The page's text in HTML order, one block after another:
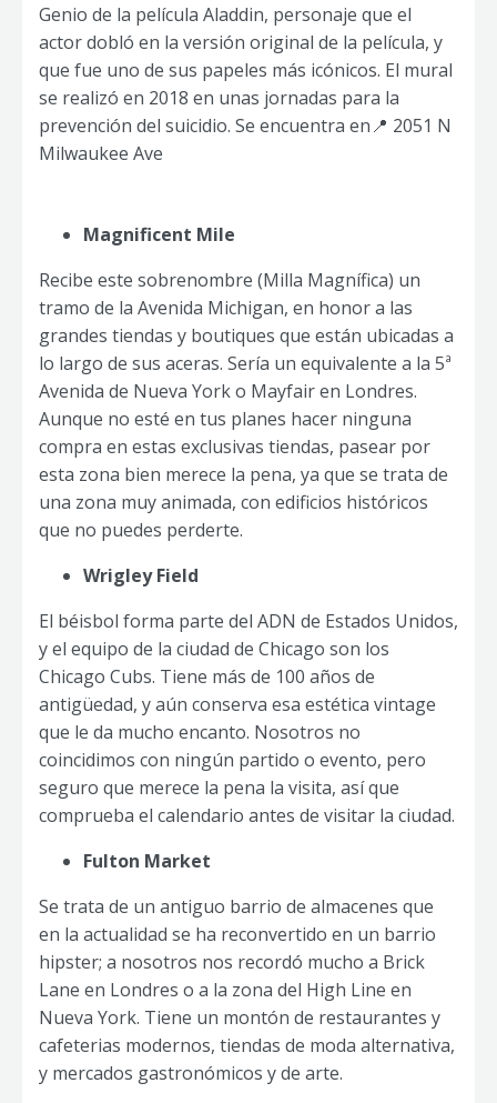
Genio de la película Aladdin, personaje que el
actor dobló en la versión original de la película, y
que fue uno de sus papeles más icónicos. El mural
se realizó en 2018 en unas jornadas para la
prevención del suicidio. Se encuentra en📍 2051 N
Milwaukee Ave
Magnificent Mile
Recibe este sobrenombre (Milla Magnífica) un
tramo de la Avenida Michigan, en honor a las
grandes tiendas y boutiques que están ubicadas a
lo largo de sus aceras. Sería un equivalente a la 5ª
Avenida de Nueva York o Mayfair en Londres.
Aunque no esté en tus planes hacer ninguna
compra en estas exclusivas tiendas, pasear por
esta zona bien merece la pena, ya que se trata de
una zona muy animada, con edificios históricos
que no puedes perderte.
Wrigley Field
El béisbol forma parte del ADN de Estados Unidos,
y el equipo de la ciudad de Chicago son los
Chicago Cubs. Tiene más de 100 años de
antigüedad, y aún conserva esa estética vintage
que le da mucho encanto. Nosotros no
coincidimos con ningún partido o evento, pero
seguro que merece la pena la visita, así que
comprueba el calendario antes de visitar la ciudad.
Fulton Market
Se trata de un antiguo barrio de almacenes que
en la actualidad se ha reconvertido en un barrio
hipster; a nosotros nos recordó mucho a Brick
Lane en Londres o a la zona del High Line en
Nueva York. Tiene un montón de restaurantes y
cafeterias modernos, tiendas de moda alternativa,
y mercados gastronómicos y de arte.